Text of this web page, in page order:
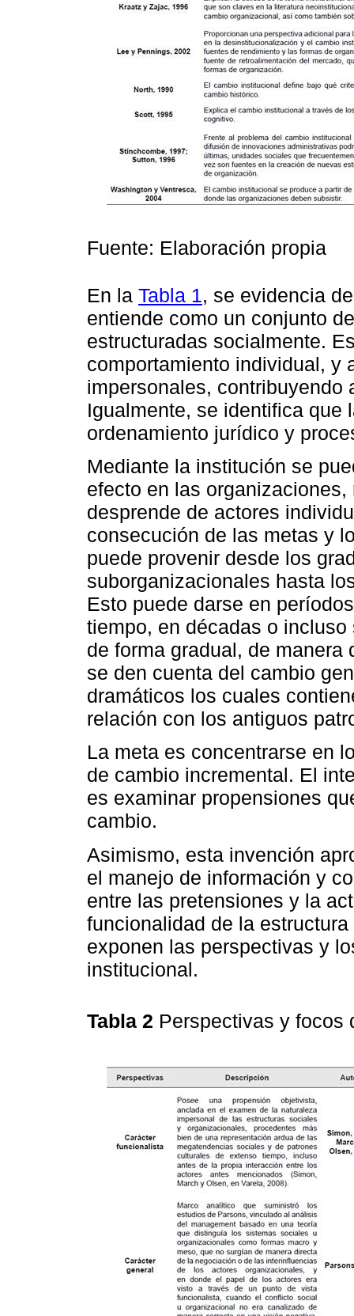
Fuente: Elaboración propia
En la Tabla 1, se evidencia
entiende como un conjunto
estructuradas socialmente.
comportamiento individual, y
impersonales, contribuyendo
Igualmente, se identifica que
ordenamiento jurídico y
Mediante la institución se
efecto en las
desprende de actores
consecución de las metas y
puede provenir desde los
suborganizacionales hasta
Esto puede darse en
tiempo, en décadas o
de forma gradual, de
se den cuenta del cambio
dramáticos los cuales
relación con los antiguos
La meta es concentrarse en
de cambio incremental. El
es examinar propensiones
cambio.
Asimismo, esta invención
el manejo de información y
entre las pretensiones y la
funcionalidad de la
exponen las perspectivas y
institucional.
Tabla 2 Perspectivas y